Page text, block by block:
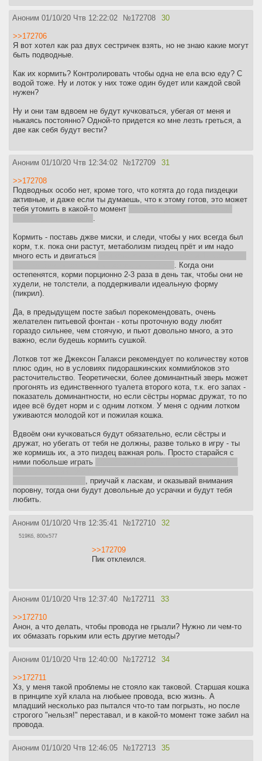
Аноним 01/10/20 Чтв 12:22:02 №172708 30
>>172706
Я вот хотел как раз двух сестричек взять, но не знаю какие могут
быть подводные.
Как их кормить? Контролировать чтобы одна не ела всю еду? С
водой тоже. Ну и лоток у них тоже один будет или каждой свой
нужен?
Ну и они там вдвоем не будут кучковаться, убегая от меня и
ныкаясь постоянно? Одной-то придется ко мне лезть греться, а
две как себя будут вести?
Аноним 01/10/20 Чтв 12:34:02 №172709 31
>>172708
Подводных особо нет, кроме того, что котята до года пиздецки
активные, и даже если ты думаешь, что к этому готов, это может
тебя утомить в какой-то момент
.
Кормить - поставь джве миски, и следи, чтобы у них всегда был
корм, т.к. пока они растут, метаболизм пиздец прёт и им надо
много есть и двигаться
. Когда они
остепенятся, корми порционно 2-3 раза в день так, чтобы они не
худели, не толстели, а поддерживали идеальную форму
(пикрил).
Да, в предыдущем посте забыл порекомендовать, очень
желателен питьевой фонтан - коты проточную воду любят
гораздо сильнее, чем стоячую, и пьют довольно много, а это
важно, если будешь кормить сушкой.
Лотков тот же Джексон Галакси рекомендует по количеству котов
плюс один, но в условиях пидорашкинских коммиблоков это
расточительство. Теоретически, более доминантный зверь может
прогонять из единственного туалета второго кота, т.к. его запах -
показатель доминантности, но если сёстры нормас дружат, то по
идее всё будет норм и с одним лотком. У меня с одним лотком
уживаются молодой кот и пожилая кошка.
Вдвоём они кучковаться будут обязательно, если сёстры и
дружат, но убегать от тебя не должны, разве только в игру - ты
же кормишь их, а это пиздец важная роль. Просто старайся с
ними побольше играть
, приучай к ласкам, и оказывай внимания
поровну, тогда они будут довольные до усрачки и будут тебя
любить.
Аноним 01/10/20 Чтв 12:35:41 №172710 32
519Кб, 800x577
>>172709
Пик отклеился.
Аноним 01/10/20 Чтв 12:37:40 №172711 33
>>172710
Анон, а что делать, чтобы провода не грызли? Нужно ли чем-то
их обмазать горьким или есть другие методы?
Аноним 01/10/20 Чтв 12:40:00 №172712 34
>>172711
Хз, у меня такой проблемы не стояло как таковой. Старшая кошка
в принципе хуй клала на любыее провода, всю жизнь. А
младший несколько раз пытался что-то там погрызть, но после
строгого "нельзя!" переставал, и в какой-то момент тоже забил на
провода.
Аноним 01/10/20 Чтв 12:46:05 №172713 35